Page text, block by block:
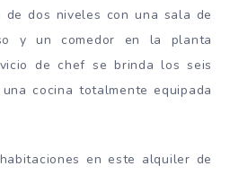
de dos niveles con una sala de
y un comedor en la planta
de chef se brinda los seis
cocina totalmente equipada
en este alquiler de